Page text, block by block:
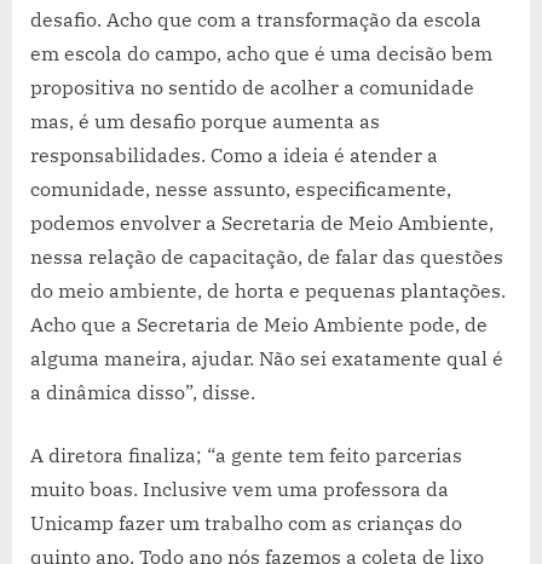
desafio. Acho que com a transformação da escola
em escola do campo, acho que é uma decisão bem
propositiva no sentido de acolher a comunidade
mas, é um desafio porque aumenta as
responsabilidades. Como a ideia é atender a
comunidade, nesse assunto, especificamente,
podemos envolver a Secretaria de Meio Ambiente,
nessa relação de capacitação, de falar das questões
do meio ambiente, de horta e pequenas plantações.
Acho que a Secretaria de Meio Ambiente pode, de
alguma maneira, ajudar. Não sei exatamente qual é
a dinâmica disso”, disse.
A diretora finaliza; “a gente tem feito parcerias
muito boas. Inclusive vem uma professora da
Unicamp fazer um trabalho com as crianças do
quinto ano. Todo ano nós fazemos a coleta de lixo